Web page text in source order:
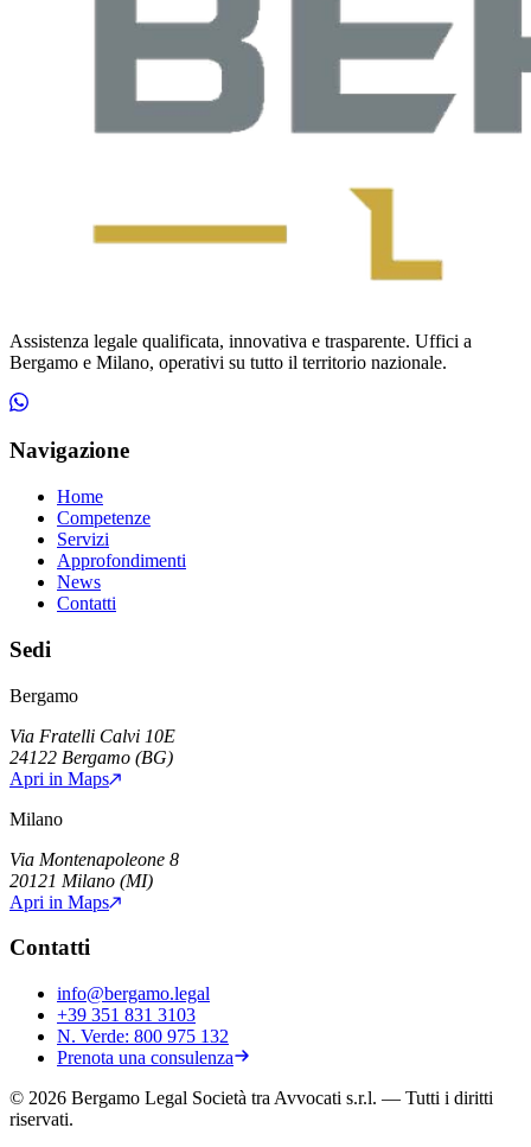
Assistenza legale qualificata, innovativa e trasparente. Uffici a
Bergamo e Milano, operativi su tutto il territorio nazionale.
Navigazione
Home
Competenze
Servizi
Approfondimenti
News
Contatti
Sedi
Bergamo
Via Fratelli Calvi 10E
24122 Bergamo (BG)
Apri in Maps
Milano
Via Montenapoleone 8
20121 Milano (MI)
Apri in Maps
Contatti
info@bergamo.legal
+39 351 831 3103
N. Verde: 800 975 132
Prenota una consulenza
© 2026 Bergamo Legal Società tra Avvocati s.r.l. — Tutti i diritti
riservati.